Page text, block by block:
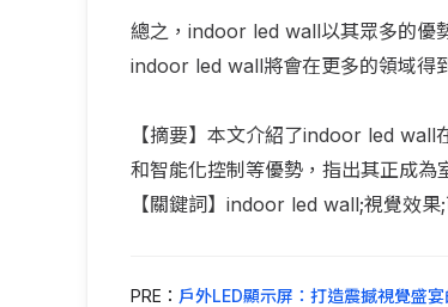
總之，indoor led wall以其眾多的優
indoor led wall將會在更多的領域得
【摘要】本文介紹了indoor led wall
和智能化控制等優勢，指出其正成為
【關鍵詞】indoor led wall;視覺效
PRE： 戶外LED顯示屏：打造震撼視覺盛